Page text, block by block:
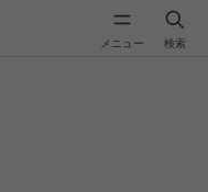
メニュー 検索